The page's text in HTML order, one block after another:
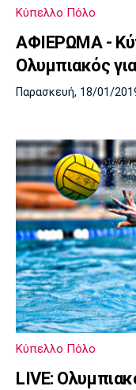
Κύπελλο Πόλο
ΑΦΙΕΡΩΜΑ -
Ολυμπιακός
Παρασκευή, 18/01/
Κύπελλο Πόλο
LIVE: